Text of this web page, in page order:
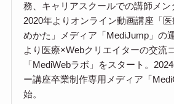
務、キャリアスクールでの講師メン
2020年よりオンライン動画講座「
めかた」メディア「MediJump」の
より医療×Webクリエイターの交流
「MediWebラボ」をスタート。
ー講座卒業制作専用メディア「
始。